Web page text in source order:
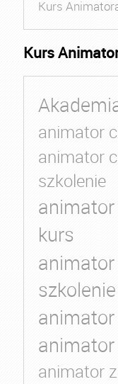
Kurs
Kurs
animator
animator
szkolenie
kurs
szkolenie
animator